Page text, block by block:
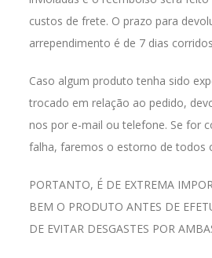
custos de frete. O prazo para
arrependimento é de 7 dias
Caso algum produto tenha sido
trocado em relação ao pedido,
nos por e-mail ou telefone. Se for
falha, faremos o estorno de todos
PORTANTO, É DE EXTREMA
BEM O PRODUTO ANTES DE
DE EVITAR DESGASTES POR